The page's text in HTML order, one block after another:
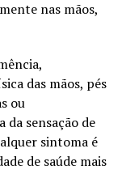
nas mãos,
das mãos, pés
ou
da sensação de
sintoma é
de saúde mais